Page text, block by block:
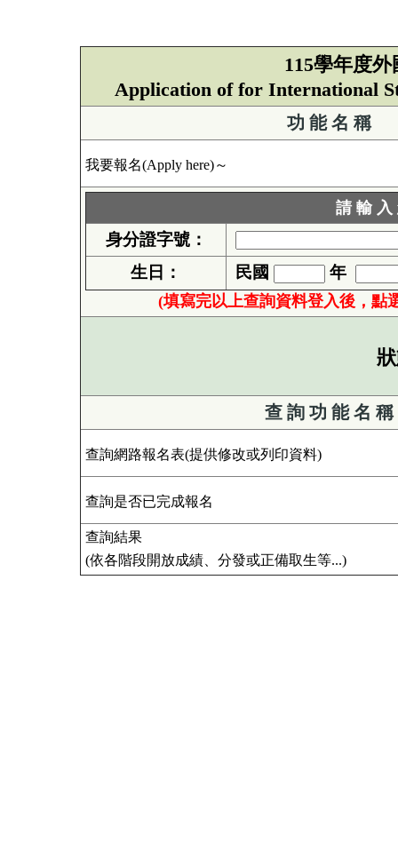
115學年度
Application of for International
功 能 名 稱
我要報名(Apply here)～
請 輸 入
身分證字號：
生日：
民國 年
(填寫完以上查詢資料登入後，點
查 詢 功 能 名 稱
查詢網路報名表(提供修改或列印資料)
查詢是否已完成報名
查詢結果
(依各階段開放成績、分發或正備取生等...)